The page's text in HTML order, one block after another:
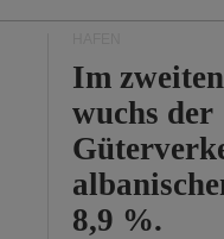
Im
wuchs der
8,9 %.